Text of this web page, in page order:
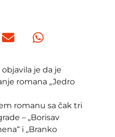
je da je
romana „Jedro
romanu sa čak tri
– „Borisav
i „Branko